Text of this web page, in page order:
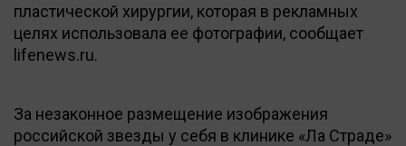
пластической хирургии, которая в рекламных
целях использовала ее фотографии, сообщает
lifenews.ru.
За незаконное размещение изображения
российской звезды у себя в клинике «Ла Страде»